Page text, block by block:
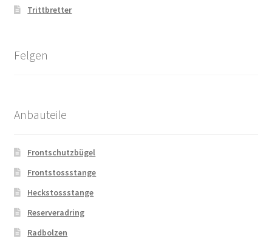
Trittbretter
Felgen
Anbauteile
Frontschutzbügel
Frontstossstange
Heckstossstange
Reserveradring
Radbolzen